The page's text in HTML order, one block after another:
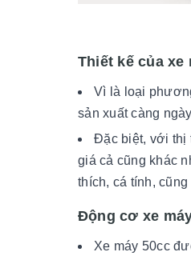
Thiết kế của
Vì là loại
sản xuất càng
Đặc biệt, với thị
giá cả cũng khác
thích, cá tính,
Động cơ xe
Xe máy 50cc